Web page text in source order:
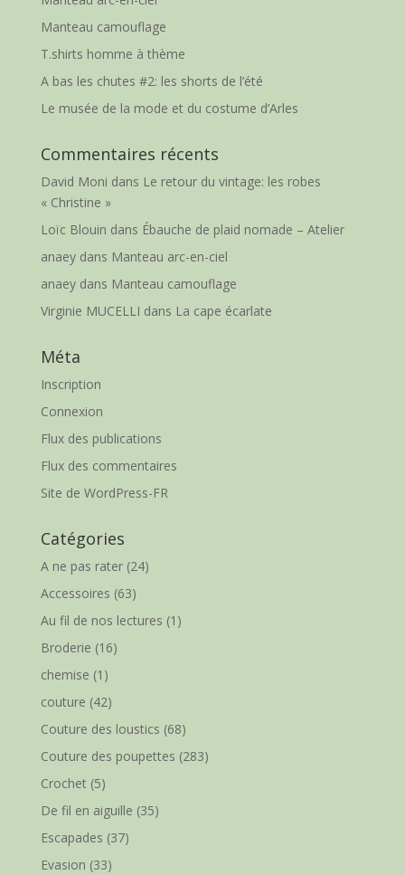
Manteau camouflage
T.shirts homme à thème
A bas les chutes #2: les shorts de l’été
Le musée de la mode et du costume d’Arles
Commentaires récents
David Moni dans Le retour du vintage: les robes
« Christine »
Loïc Blouin dans Ébauche de plaid nomade – Atelier
anaeydans Manteau arc-en-ciel
anaeydans Manteau camouflage
Virginie MUCELLI dans La cape écarlate
Méta
Inscription
Connexion
Flux des publications
Flux des commentaires
Site de WordPress-FR
Catégories
A ne pas rater(24)
Accessoires (63)
Au fil de nos lectures (1)
Broderie (16)
chemise (1)
couture (42)
Couture des loustics (68)
Couture des poupettes (283)
Crochet(5)
De fil en aiguille (35)
Escapades (37)
Evasion (33)